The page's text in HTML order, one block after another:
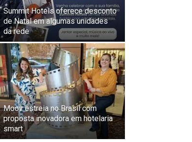
Summit Hotels oferece desconto
de Natal em algumas unidades
da rede
Moov estreia no Brasil com
proposta inovadora em hotelaria
smart